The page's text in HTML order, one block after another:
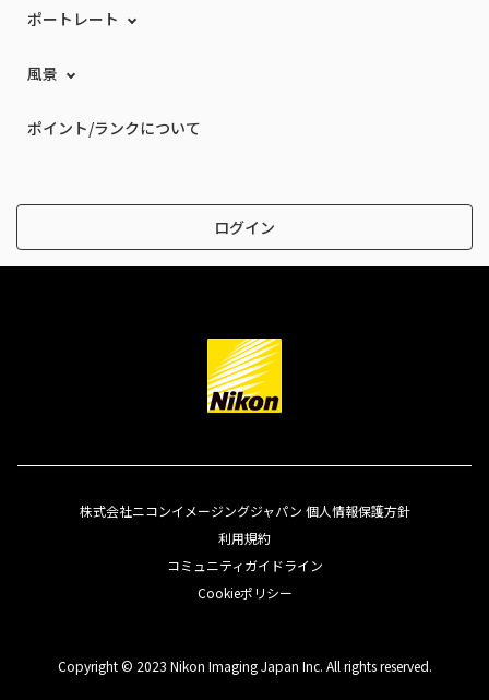
ポートレート
風景
ポイント/ランクについて
ログイン
株式会社ニコンイメージングジャパン 個人情報保護方針
利用規約
コミュニティガイドライン
Cookieポリシー
Copyright © 2023 Nikon Imaging Japan Inc. All rights reserved.